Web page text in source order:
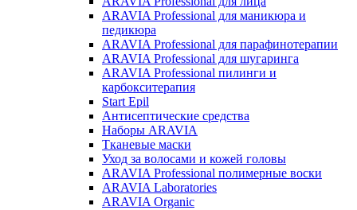
ARAVIA Professional для маникюра и
педикюра
ARAVIA Professional для парафинотерапии
ARAVIA Professional для шугаринга
ARAVIA Professional пилинги и
карбокситерапия
Start Epil
Антисептические средства
Наборы ARAVIA
Тканевые маски
Уход за волосами и кожей головы
ARAVIA Professional полимерные воски
ARAVIA Laboratories
ARAVIA Organic